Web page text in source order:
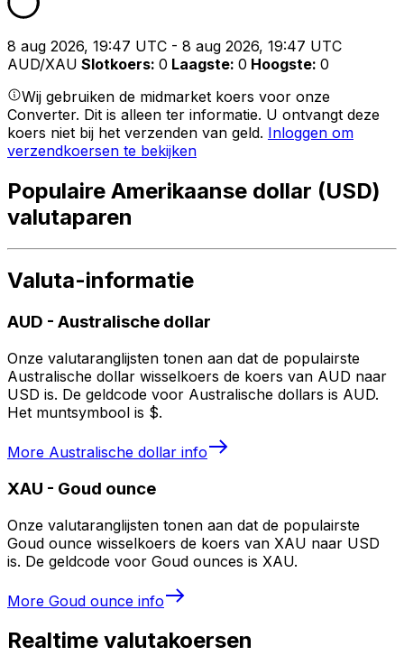
8 aug 2026, 19:47 UTC - 8 aug 2026, 19:47 UTC
AUD/XAU Slotkoers: 0 Laagste: 0 Hoogste: 0
Wij gebruiken de midmarket koers voor onze
Converter. Dit is alleen ter informatie. U ontvangt deze
koers niet bij het verzenden van geld. Inloggen om
verzendkoersen te bekijken
Populaire Amerikaanse dollar (USD)
valutaparen
Valuta-informatie
AUD - Australische dollar
Onze valutaranglijsten tonen aan dat de populairste
Australische dollar wisselkoers de koers van AUD naar
USD is. De geldcode voor Australische dollars is AUD.
Het muntsymbool is $.
More Australische dollar info
XAU - Goud ounce
Onze valutaranglijsten tonen aan dat de populairste
Goud ounce wisselkoers de koers van XAU naar USD
is. De geldcode voor Goud ounces is XAU.
More Goud ounce info
Realtime valutakoersen